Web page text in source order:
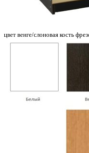
цвет венге/слоновая кость